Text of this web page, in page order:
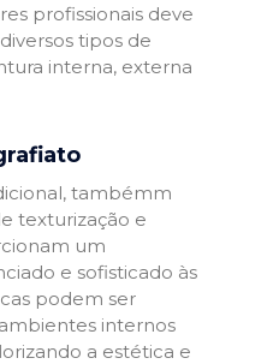
profissionais deve
tipos de
interna, externa
tambémm
texturização e
um
e sofisticado às
podem ser
internos
a estética e